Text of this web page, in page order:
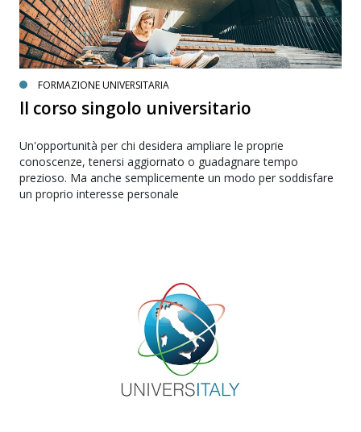
FORMAZIONE UNIVERSITARIA
Il corso singolo universitario
Un'opportunità per chi desidera ampliare le proprie
conoscenze, tenersi aggiornato o guadagnare tempo
prezioso. Ma anche semplicemente un modo per soddisfare
un proprio interesse personale